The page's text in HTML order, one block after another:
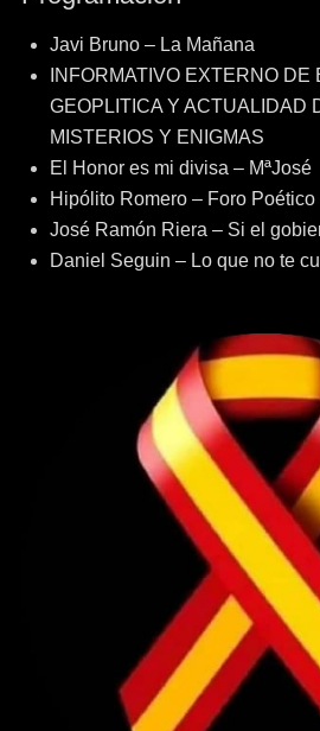
Javi Bruno – La Mañana
INFORMATIVO EXTERNO DE
GEOPLITICA Y ACTUALIDAD
MISTERIOS Y ENIGMAS
El Honor es mi divisa – MªJosé
Hipólito Romero – Foro Poético
José Ramón Riera – Si el
Daniel Seguin – Lo que no te